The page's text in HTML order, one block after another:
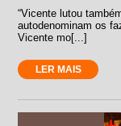
“Vicente lutou
autodenominam os
Vicente mo[...]
LER MAIS